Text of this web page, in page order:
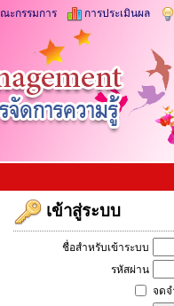
ะกรรมการ การประเมินผล
เข้าสู่ระบบ
ชื่อสำหรับเข้าระบบ
รหัสผ่าน
จดจ